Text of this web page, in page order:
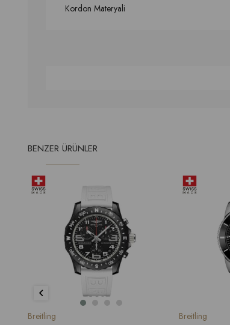
Kordon Materyali
BENZER ÜRÜNLER
Breitling Breitling